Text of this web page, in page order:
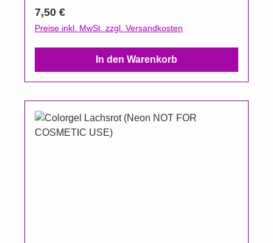
je nach Leistung der Lampe variieren).
Regulärer Preis:
7,50 €
Preise inkl. MwSt. zzgl. Versandkosten
In den Warenkorb